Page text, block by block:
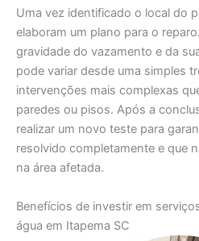
Uma vez identificado o local do
elaboram um plano para o
gravidade do vazamento e da
pode variar desde uma simples
intervenções mais complexas
paredes ou pisos. Após a
realizar um novo teste para
resolvido completamente e que
na área afetada.
Benefícios de investir em
água em Itapema SC